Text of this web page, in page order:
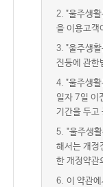
2. "울주생
을 이용고객
3. "울주생
진등에 관한
4. "울주생
일자 7일 이
기간을 두고
5. "울주생
해서는 개정
한 개정약관
6. 이 약관